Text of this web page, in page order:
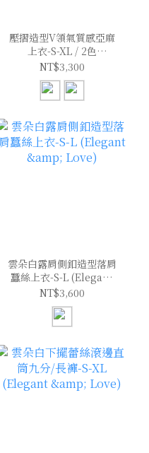
壓摺造型V領氣質感亞麻
上衣-S-XL / 2色
(Elegant & Love)
NT$3,300
雲朵白露肩側釦造型落肩
蠶絲上衣-S-L (Elegant
& Love)
NT$3,600